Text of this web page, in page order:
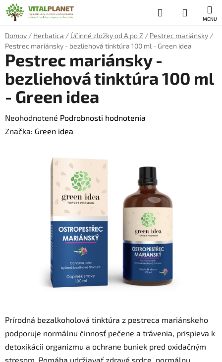
Prejsť
na
obsah
Hľadať
KOŠÍK
Domov / Herbatica / Účinné zložky od A po Z / Pestrec mariánsky /
Pestrec mariánsky - bezliehová tinktúra 100 ml - Green idea
Prírodná bezalkoholová tinktúra z pestreca mariánskeho
podporuje normálnu činnosť pečene a trávenia, prispieva k
detoxikácii organizmu a ochrane buniek pred oxidačným
stresom. Pomáha udržiavať zdravé srdce, normálnu
Pestrec mariánsky -
bezliehová tinktúra 100 ml
- Green idea
Priemerné
hodnotenie
Neohodnotené Podrobnosti hodnotenia
Značka: Green idea